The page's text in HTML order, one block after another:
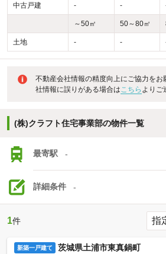
中古戸建 - -
～50㎡ 50～80㎡
土地 - -
不動産会社情報の精度向上にご協力を
社情報に誤りがある場合はこちら よりご
(株)クラフト住宅事業部の物件一覧
最寄駅 -
詳細条件 -
1件
新築一戸建て 茨城県土浦市東真鍋町